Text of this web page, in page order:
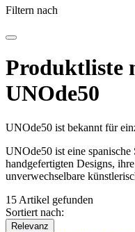
Filtern nach
Produktliste
UNOde50
UNOde50 ist bekannt für
UNOde50 ist eine
handgefertigten Designs,
unverwechselbare
15 Artikel gefunden
Sortiert nach:
Relevanz